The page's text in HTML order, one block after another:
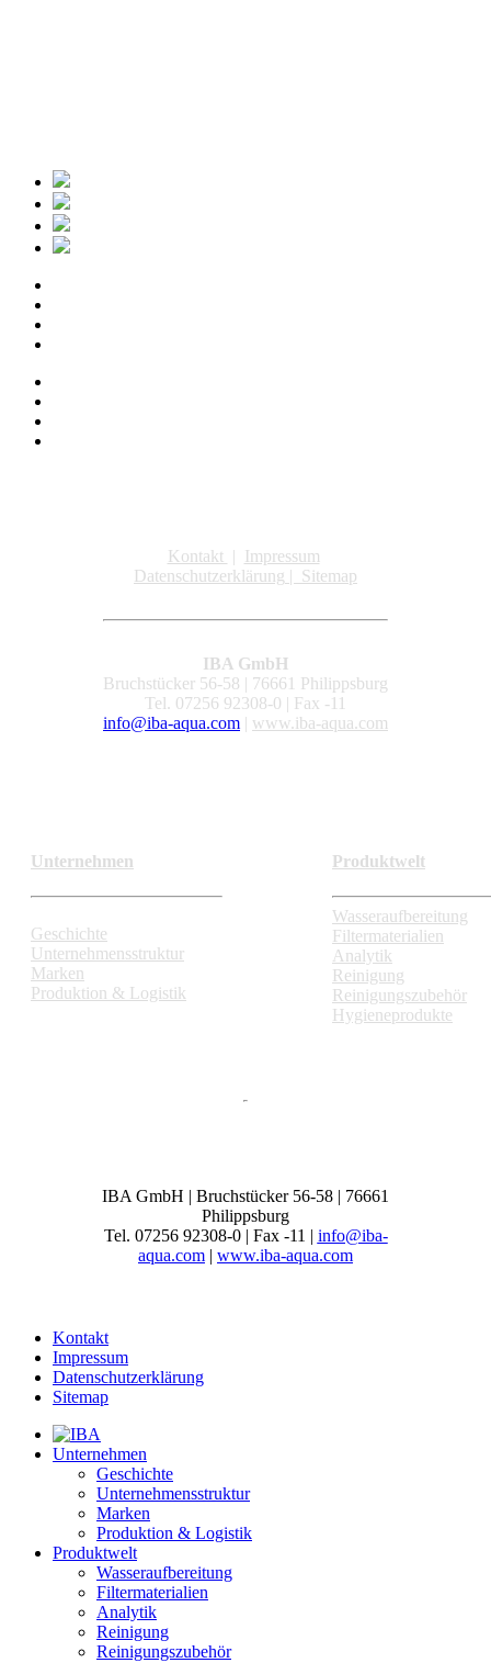
Kontakt |
Impressum
Datenschutzerklärung | Sitemap
IBA GmbH
Bruchstücker 56-58 | 76661 Philippsburg
Tel. 07256 92308-0 | Fax -11
info@iba-aqua.com | www.iba-aqua.com
Unternehmen Produktwelt
Geschichte
Unternehmensstruktur
Marken
Produktion & Logistik
Wasseraufbereitung
Filtermaterialien
Analytik
Reinigung
Reinigungszubehör
Hygieneprodukte
IBA GmbH | Bruchstücker 56-58 | 76661
Philippsburg
Tel. 07256 92308-0 | Fax -11 | info@iba-
aqua.com | www.iba-aqua.com
Kontakt
Impressum
Datenschutzerklärung
Sitemap
Unternehmen
Geschichte
Unternehmensstruktur
Marken
Produktion & Logistik
Produktwelt
Wasseraufbereitung
Filtermaterialien
Analytik
Reinigung
Reinigungszubehör